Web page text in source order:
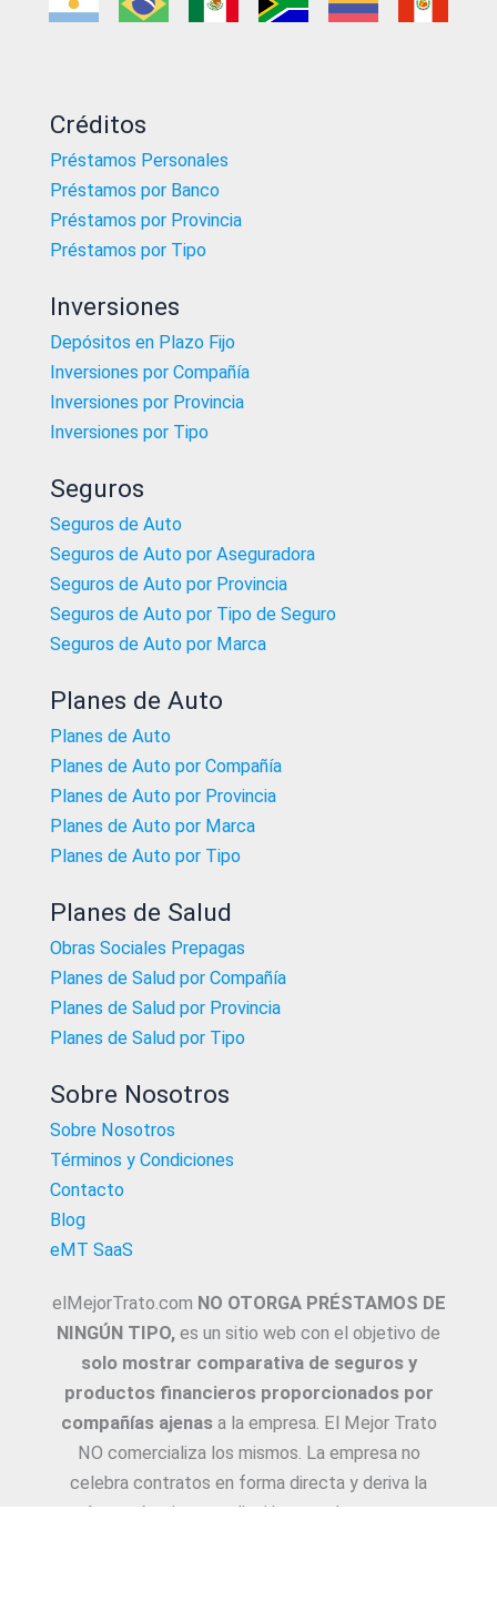
Créditos
Préstamos Personales
Préstamos por Banco
Préstamos por Provincia
Préstamos por Tipo
Inversiones
Depósitos en Plazo Fijo
Inversiones por Compañía
Inversiones por Provincia
Inversiones por Tipo
Seguros
Seguros de Auto
Seguros de Auto por Aseguradora
Seguros de Auto por Provincia
Seguros de Auto por Tipo de Seguro
Seguros de Auto por Marca
Planes de Auto
Planes de Auto
Planes de Auto por Compañía
Planes de Auto por Provincia
Planes de Auto por Marca
Planes de Auto por Tipo
Planes de Salud
Obras Sociales Prepagas
Planes de Salud por Compañía
Planes de Salud por Provincia
Planes de Salud por Tipo
Sobre Nosotros
Sobre Nosotros
Términos y Condiciones
Contacto
Blog
eMT SaaS
elMejorTrato.com NO OTORGA PRÉSTAMOS DE
NINGÚN TIPO, es un sitio web con el objetivo de
solo mostrar comparativa de seguros y
productos financieros proporcionados por
compañías ajenasa la empresa. El Mejor Trato
NO comercializa los mismos. La empresa no
celebra contratos en forma directa y deriva la
Asesoría e intermediación a productores y